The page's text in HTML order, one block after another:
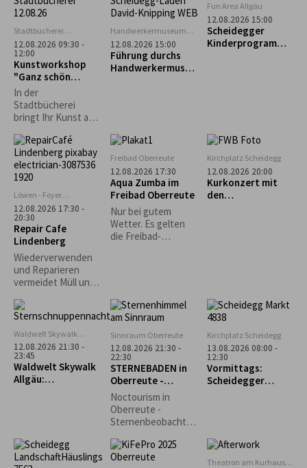
Wetterlage ein
großes
Gemeinschaftsbild.
Stadtbücherei
Lindenberg
12.08.2026 09:30 -
12:00
Kunstworkshop
"Ganz schön
punktig-Yayoi
Kusama"
In der
Stadtbücherei
bringt Ihr Kunst auf
dem Motto „Ganz
schön punktig!“
bietet der
Workshop mit Gisela
Dobler die
Möglichkeit, in das
Leben und fröhlich-
bunte Werk der
japanischen
Künstlerin Yayoi
Kusama
einzutauchen. Mit
Materialien lassen
wir Punkte und
Handwerkermuseum
„Heimathaus"
Scheidegg
12.08.2026 15:00
Führung durchs
Handwerkermuseu
Fun Area Allgäu
12.08.2026 15:00
Scheidegger
Kinderprogramm:
Löwen - Foyer
Lindenberg
12.08.2026 17:30 -
20:30
Repair Cafe
Lindenberg
Wiederverwenden
und Reparieren
vermeidet Müll und
Rohstoffe und
Ressourcen,
welche ansonsten
für die Produktion
neuer Gegenstände
aufgewendet
werden müssten.
dieser Gedanke
weiterentwickelt
Freibad Oberreute
12.08.2026 17:30
Aqua Zumba im
Freibad Oberreute
Nur bei gutem
Wetter. Es gelten
die Freibad-
Kirchplatz Scheidegg
12.08.2026 20:00
Kurkonzert mit
den
Waldwelt Skywalk
Allgäu, Scheidegg
12.08.2026 21:30 -
23:45
Waldwelt Skywalk
Allgäu:
Sinnraum Oberreute
12.08.2026 21:30 -
22:30
STERNEBADEN in
Oberreute -
Perseiden-
Beobachtung
Noctourism in
Oberreute -
Sternenbeobachtu
Gemeinsam
schauen wir in den
Kirchplatz Scheidegg
13.08.2026 08:00 -
12:30
Vormittags:
Scheidegger
Theatron am Kurhaus